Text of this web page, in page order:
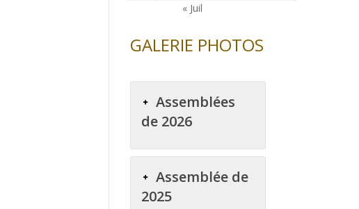
« Juil
GALERIE PHOTOS
Assemblées
de 2026
Assemblée de
2025